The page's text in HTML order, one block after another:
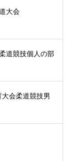
大会
道競技個人の部
会柔道競技男